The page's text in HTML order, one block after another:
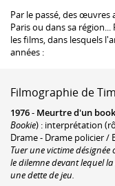
Par le passé, des œuvres
Paris ou dans sa
les films, dans lesquels
années :
Filmographie de
1976- Meurtre d'un
Bookie) : interprétation
Drame - Drame policier /
Tuer une victime
le dilemne devant lequel
une dette de jeu.